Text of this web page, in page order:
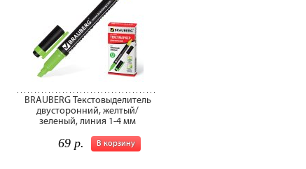
BRAUBERG Текстовыделитель
двусторонний, желтый/
зеленый, линия 1-4 мм
В корзину
69 р.